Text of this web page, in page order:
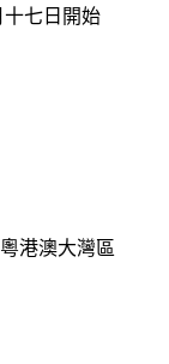
十七日開始
港澳大灣區